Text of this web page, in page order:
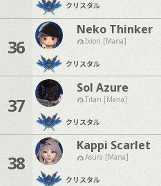
クリスタル
36
Neko Thinker
Ixion [Mana]
クリスタル
37
Sol Azure
Titan [Mana]
クリスタル
38
Kappi Scarlet
Asura [Mana]
クリスタル